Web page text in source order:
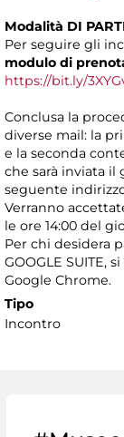
Modalità DI
Per seguire gli
modulo di
https://bit.ly/
Conclusa la
diverse mail: la
e la seconda
che sarà inviata il
seguente
Verranno
le ore 14:00 del
Per chi desidera
GOOGLE SUITE,
Google Chrome.
Tipo
Incontro